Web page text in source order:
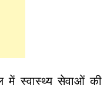
में स्वास्थ्य सेवाओं की